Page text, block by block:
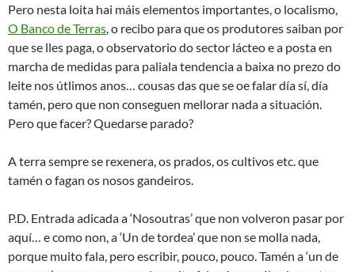
Pero nesta loita hai máis elementos importantes, o localismo,
O Banco de Terras, o recibo para que os produtores saiban por
que se lles paga, o observatorio do sector lácteo e a posta en
marcha de medidas para paliala tendencia a baixa no prezo do
leite nos útlimos anos… cousas das que se oe falar día sí, día
tamén, pero que non conseguen mellorar nada a situación.
Pero que facer? Quedarse parado?
A terra sempre se rexenera, os prados, os cultivos etc. que
tamén o fagan os nosos gandeiros.
P.D. Entrada adicada a ‘Nosoutras’ que non volveron pasar por
aquí… e como non, a ‘Un de tordea’ que non se molla nada,
porque muito fala, pero escribir, pouco, pouco. Tamén a ‘un de